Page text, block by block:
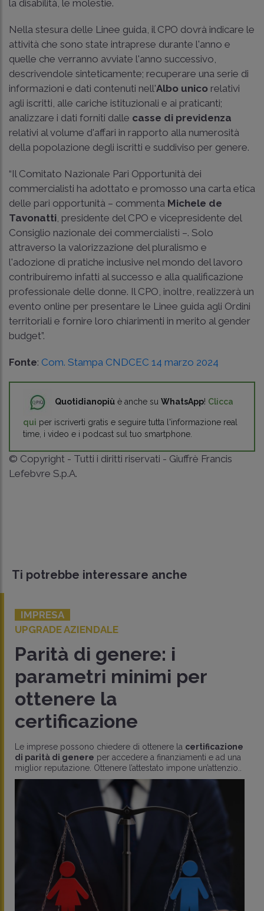
la disabilità, le molestie.
Nella stesura delle Linee guida, il CPO dovrà indicare le
attività che sono state intraprese durante l'anno e
quelle che verranno avviate l'anno successivo,
descrivendole sinteticamente; recuperare una serie di
informazioni e dati contenuti nell'Albo unico relativi
agli iscritti, alle cariche istituzionali e ai praticanti;
analizzare i dati forniti dalle casse di previdenza
relativi al volume d'affari in rapporto alla numerosità
della popolazione degli iscritti e suddiviso per genere.
“Il Comitato Nazionale Pari Opportunità dei
commercialisti ha adottato e promosso una carta etica
delle pari opportunità – commenta Michele de
Tavonatti , presidente del CPO e vicepresidente del
Consiglio nazionale dei commercialisti –. Solo
attraverso la valorizzazione del pluralismo e
l'adozione di pratiche inclusive nel mondo del lavoro
contribuiremo infatti al successo e alla qualificazione
professionale delle donne. Il CPO, inoltre, realizzerà un
evento online per presentare le Linee guida agli Ordini
territoriali e fornire loro chiarimenti in merito al gender
budget”.
Fonte: Com. Stampa CNDCEC 14 marzo 2024
Quotidianopiù è anche su WhatsApp! Clicca
qui per iscriverti gratis e seguire tutta l'informazione real
time, i video e i podcast sul tuo smartphone.
© Copyright - Tutti i diritti riservati - Giuffrè Francis
Lefebvre S.p.A.
Ti potrebbe interessare anche
IMPRESA
UPGRADE AZIENDALE
Parità di genere: i
parametri minimi per
ottenere la
certificazione
Le imprese possono chiedere di ottenere la certificazione
di parità di genere per accedere a finanziamenti e ad una
miglior reputazione. Ottenere l’attestato impone un’attenzio..